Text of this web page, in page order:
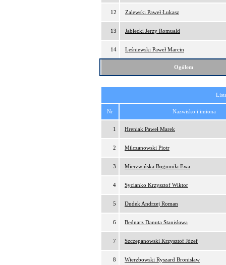
12 Zalewski Paweł Łukasz
13 Jabłecki Jerzy Romuald
14 Leśniewski Paweł Marcin
Ogółem
Nr Nazwisko i imiona
1 Hreniak Paweł Marek
2 Milczanowski Piotr
3 Mierzwińska Bogumiła Ewa
4 Sycianko Krzysztof Wiktor
5 Dudek Andrzej Roman
6 Bednarz Danuta Stanisława
7 Szczepanowski Krzysztof Józef
8 Wierzbowski Ryszard Bronisław